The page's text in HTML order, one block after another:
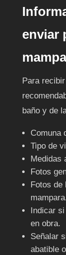
enviar
Para
baño y de
Comuna
Tipo de
Medidas
Fotos
Fotos
Indicar
en obra.
Señalar
abatible